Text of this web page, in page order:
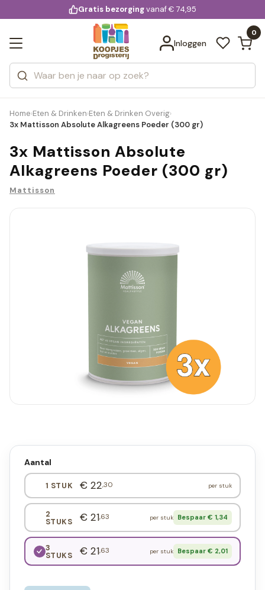
voor 20:00 uur besteld
Gratis bezorgingvanaf € 74,95
Inloggen
0
Zoeken
Categorieën
Merken
Bekijk alle resultaten
Home›Eten & Drinken›Eten & Drinken Overig›
3x Mattisson Absolute Alkagreens Poeder (300 gr)
3x Mattisson Absolute
Alkagreens Poeder (300 gr)
Mattisson
Aantal
1 STUK € 22,30 per stuk
2
STUKS € 21,63 per stuk Bespaar € 1,34
3
STUKS € 21,63 per stuk Bespaar € 2,01